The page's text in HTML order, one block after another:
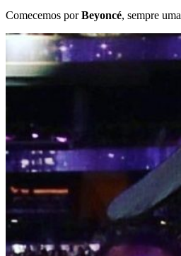
Comecemos porBeyoncé, sempre uma